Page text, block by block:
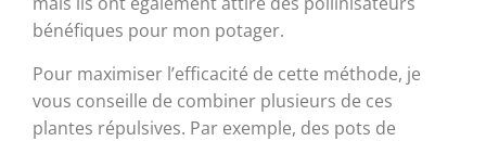
bénéfiques pour mon potager.
Pour maximiser l’efficacité de cette méthode, je
vous conseille de combiner plusieurs de ces
plantes répulsives. Par exemple, des pots de